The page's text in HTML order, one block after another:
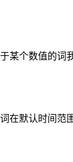
某个数值的
默认时间